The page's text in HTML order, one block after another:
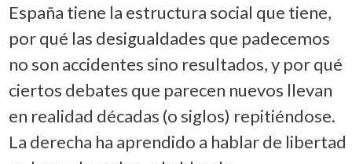
España tiene la estructura social que tiene,
por qué las desigualdades que padecemos
no son accidentes sino resultados, y por qué
ciertos debates que parecen nuevos llevan
en realidad décadas (o siglos) repitiéndose.
La derecha ha aprendido a hablar de libertad